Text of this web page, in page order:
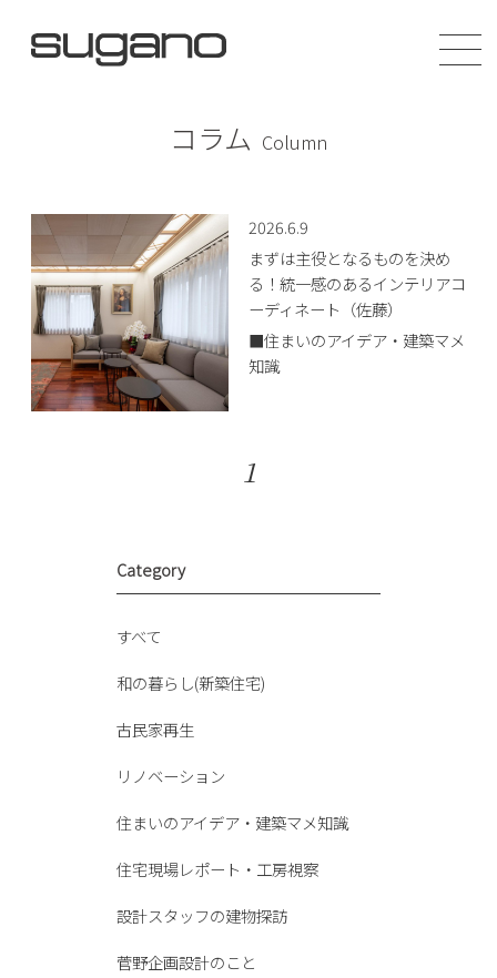
コラム Column
2026.6.9
まずは主役となるものを決め
る！統一感のあるインテリアコ
ーディネート（佐藤）
■住まいのアイデア・建築マメ
知識
1
Category
すべて
和の暮らし(新築住宅)
古民家再生
リノベーション
住まいのアイデア・建築マメ知識
住宅現場レポート・工房視察
設計スタッフの建物探訪
菅野企画設計のこと